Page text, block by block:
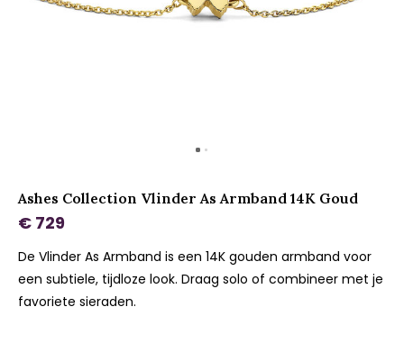
Ashes Collection Vlinder As Armband 14K Goud
€ 729
De Vlinder As Armband is een 14K gouden armband voor
een subtiele, tijdloze look. Draag solo of combineer met je
favoriete sieraden.